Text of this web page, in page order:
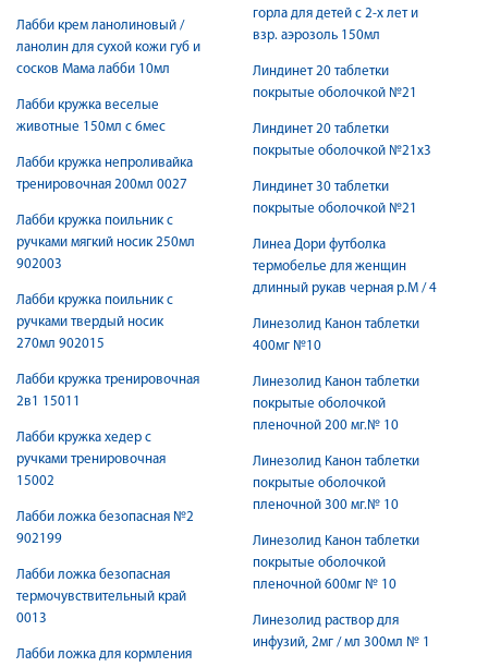
Лабби крем ланолиновый /
ланолин для сухой кожи губ и
сосков Мама лабби 10мл
Лабби кружка веселые
животные 150мл с 6мес
Лабби кружка непроливайка
тренировочная 200мл 0027
Лабби кружка поильник с
ручками мягкий носик 250мл
902003
Лабби кружка поильник с
ручками твердый носик
270мл 902015
Лабби кружка тренировочная
2в1 15011
Лабби кружка хедер с
ручками тренировочная
15002
Лабби ложка безопасная №2
902199
Лабби ложка безопасная
термочувствительный край
0013
Лабби ложка для кормления
горла для детей с 2-х лет и
взр. аэрозоль 150мл
Линдинет 20 таблетки
покрытые оболочкой №21
Линдинет 20 таблетки
покрытые оболочкой №21х3
Линдинет 30 таблетки
покрытые оболочкой №21
Линеа Дори футболка
термобелье для женщин
длинный рукав черная р.M / 4
Линезолид Канон таблетки
400мг №10
Линезолид Канон таблетки
покрытые оболочкой
пленочной 200 мг.№ 10
Линезолид Канон таблетки
покрытые оболочкой
пленочной 300 мг.№ 10
Линезолид Канон таблетки
покрытые оболочкой
пленочной 600мг № 10
Линезолид раствор для
инфузий, 2мг / мл 300мл № 1